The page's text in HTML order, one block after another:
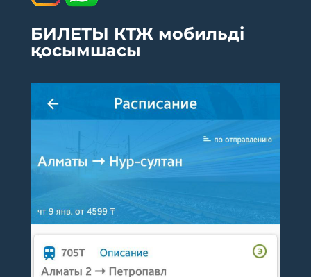
БИЛЕТЫ КТЖ мобильді
қосымшасы